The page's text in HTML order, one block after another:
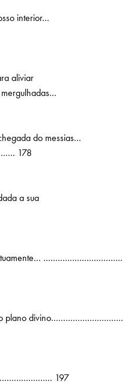
interior…
aliviar
do messias…
178
a sua
……………………………
o plano divino…………………………
197